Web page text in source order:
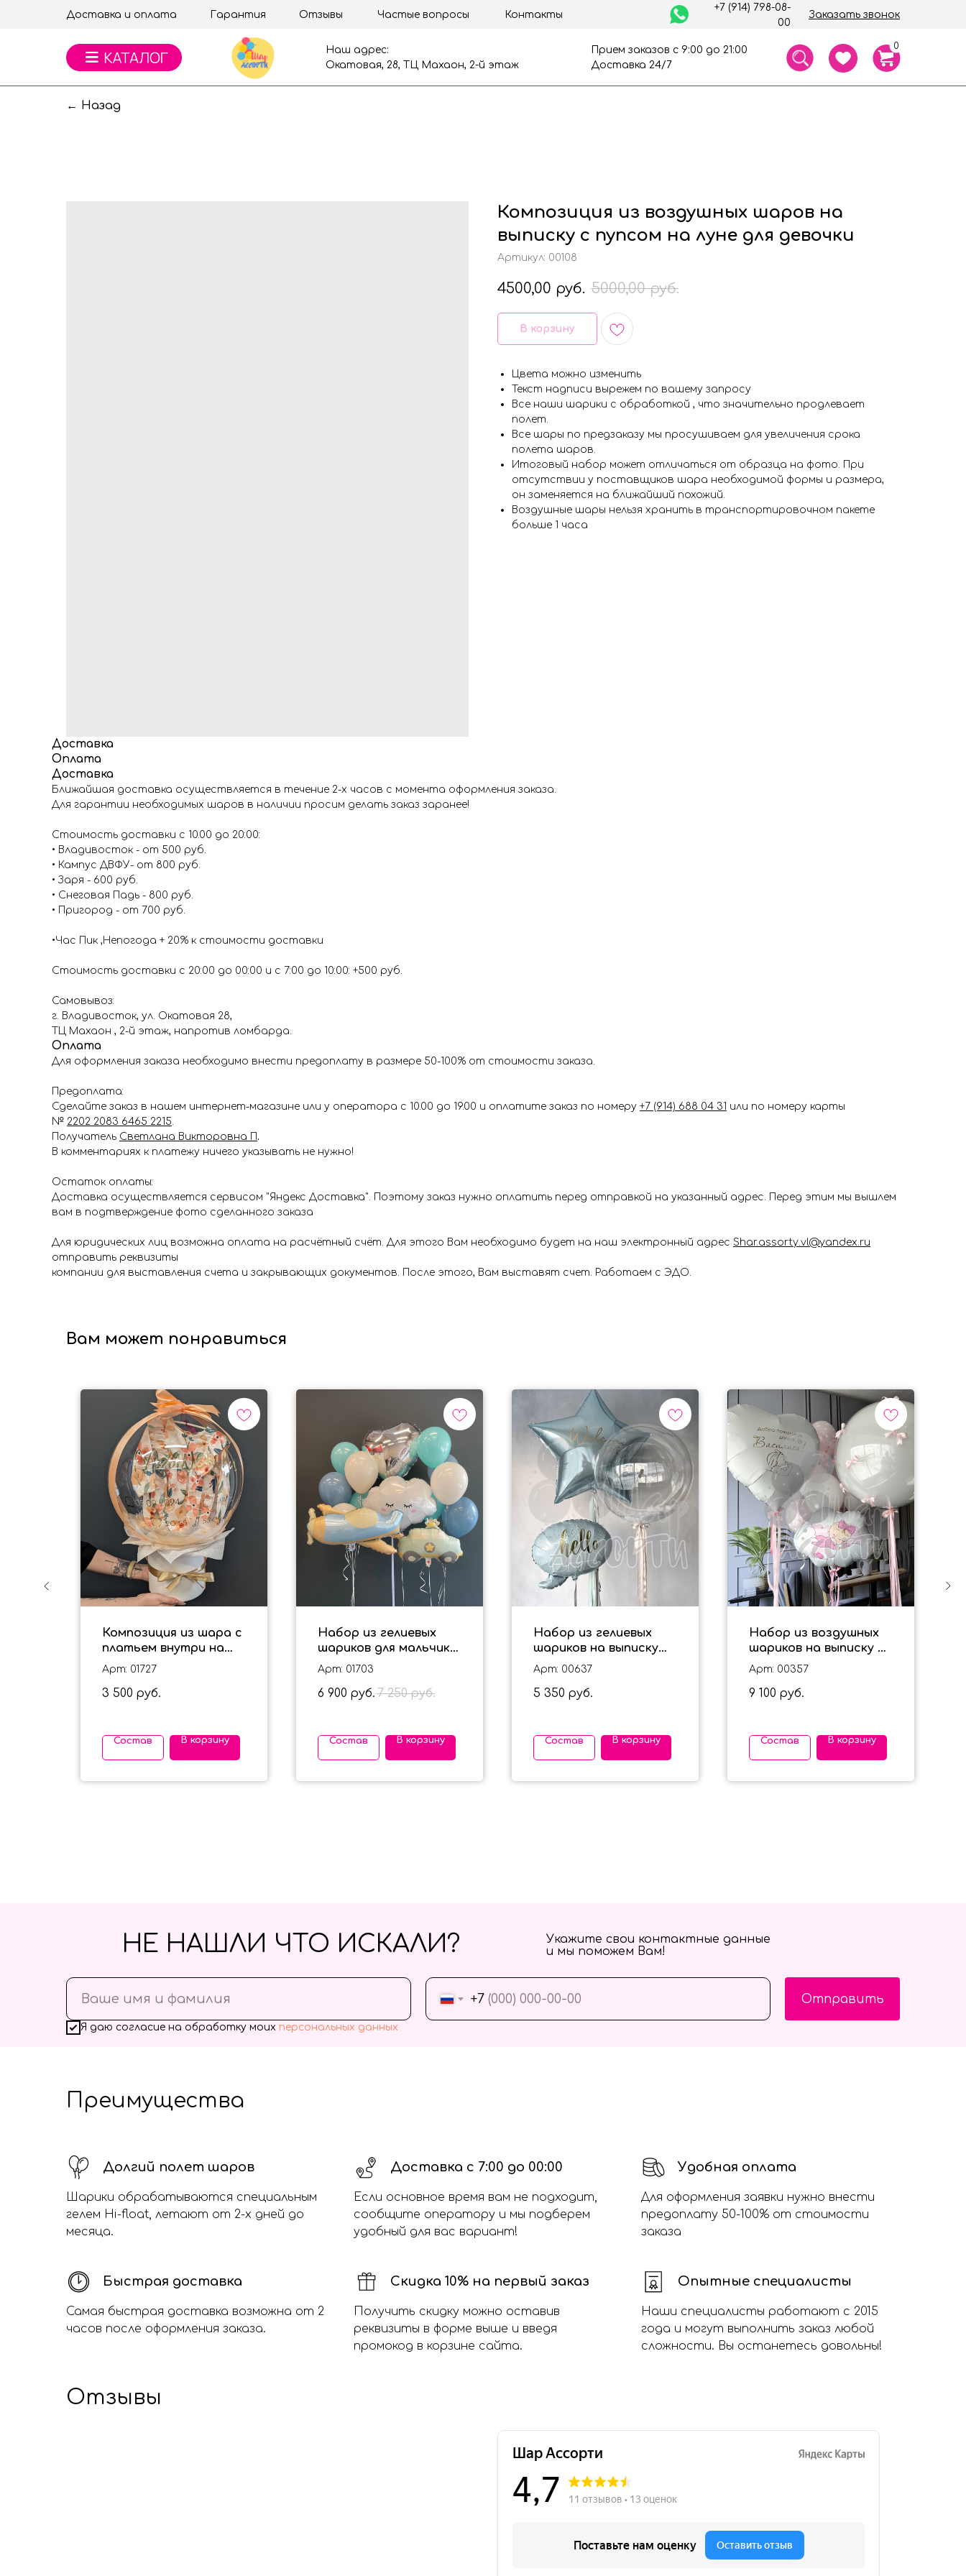
Заказать звонок
+7 (914) 798-08-
00
Доставка и оплата Гарантия Отзывы Частые вопросы Контакты
Прием заказов с 9:00 до 21:00
Доставка 24/7
Наш адрес:
Окатовая, 28, ТЦ Махаон, 2-й этаж
0
← Назад
Композиция из воздушных шаров на
выписку с пупсом на луне для девочки
Артикул: 00108
4500,00 руб. 5000,00 руб.
В корзину
Цвета можно изменить
Текст надписи вырежем по вашему запросу
Все наши шарики с обработкой , что значительно продлевает
полет.
Все шары по предзаказу мы просушиваем для увеличения срока
полета шаров.
Итоговый набор может отличаться от образца на фото. При
отсутствии у поставщиков шара необходимой формы и размера,
он заменяется на ближайший похожий.
Воздушные шары нельзя хранить в транспортировочном пакете
больше 1 часа
Доставка
Оплата
Доставка
Ближайшая доставка осуществляется в течение 2-х часов с момента оформления заказа.
Для гарантии необходимых шаров в наличии просим делать заказ заранее!
Стоимость доставки с 10.00 до 20:00:
• Владивосток - от 500 руб.
• Кампус ДВФУ- от 800 руб.
• Заря - 600 руб.
• Снеговая Падь - 800 руб.
• Пригород - от 700 руб.
•Час Пик ,Непогода + 20% к стоимости доставки
Стоимость доставки с 20:00 до 00:00 и с 7:00 до 10:00: +500 руб.
Самовывоз:
г. Владивосток, ул. Окатовая 28,
ТЦ Махаон , 2-й этаж, напротив ломбарда.
Оплата
Для оформления заказа необходимо внести предоплату в размере 50-100% от стоимости заказа.
Предоплата:
Сделайте заказ в нашем интернет-магазине или у оператора с 10.00 до 19.00 и оплатите заказ по номеру +7 (914) 688 04 31 или по номеру карты
№ 2202 2083 6465 2215.
Получатель Светлана Викторовна П.
В комментариях к платежу ничего указывать не нужно!
Остаток оплаты:
Доставка осуществляется сервисом "Яндекс Доставка". Поэтому заказ нужно оплатить перед отправкой на указанный адрес. Перед этим мы вышлем
вам в подтверждение фото сделанного заказа
Для юридических лиц возможна оплата на расчётный счёт. Для этого Вам необходимо будет на наш электронный адрес Shar.assorty.vl@yandex.ru
отправить реквизиты
компании для выставления счета и закрывающих документов. После этого, Вам выставят счет. Работаем с ЭДО.
Вам может понравиться
Композиция из шара с
платьем внутри на
выписку для девочки
Арт: 01727
3 500 руб.
Состав В корзину
Набор из гелиевых
шариков для мальчика
на выписку "Малыш"
Арт: 01703
6 900 руб. 7 250 руб.
Состав В корзину
Набор из гелиевых
шариков на выписку
для мальчика с
большой звездой
Арт: 00637
5 350 руб.
Состав В корзину
Набор из воздушных
шариков на выписку с
бантиками для
девочки
Арт: 00357
9 100 руб.
Состав В корзину
+7
Я даю согласие на обработку моих персональных данных
Отправить
НЕ НАШЛИ ЧТО ИСКАЛИ?
Укажите свои контактные данные
и мы поможем Вам!
Преимущества
Долгий полет шаров
Шарики обрабатываются специальным
гелем Hi-float, летают от 2-х дней до
месяца.
Доставка с 7:00 до 00:00
Если основное время вам не подходит,
сообщите оператору и мы подберем
удобный для вас вариант!
Удобная оплата
Для оформления заявки нужно внести
предоплату 50-100% от стоимости
заказа
Быстрая доставка
Самая быстрая доставка возможна от 2
часов после оформления заказа.
Скидка 10% на первый заказ
Получить скидку можно оставив
реквизиты в форме выше и введя
промокод в корзине сайта.
Опытные специалисты
Наши специалисты работают с 2015
года и могут выполнить заказ любой
сложности. Вы останетесь довольны!
Отзывы